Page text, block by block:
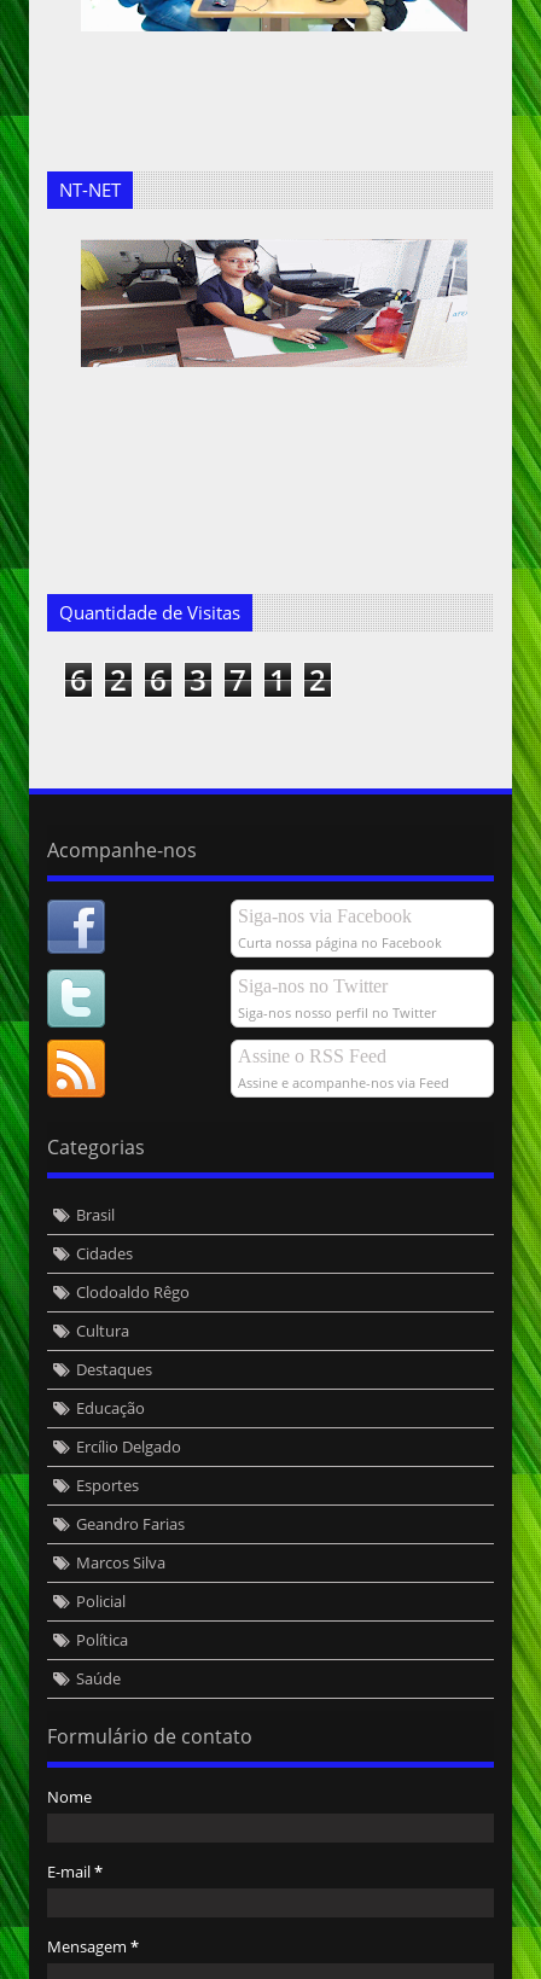
NT-NET
Quantidade de Visitas
6 2 6 3 7 1 2
Acompanhe-nos
Siga-nos via Facebook
Curta nossa página no Facebook
Siga-nos no Twitter
Siga-nos nosso perfil no Twitter
Assine o RSS Feed
Assine e acompanhe-nos via Feed
Categorias
Brasil
Cidades
Clodoaldo Rêgo
Cultura
Destaques
Educação
Ercílio Delgado
Esportes
Geandro Farias
Marcos Silva
Policial
Política
Saúde
Formulário de contato
Nome
E-mail*
Mensagem *